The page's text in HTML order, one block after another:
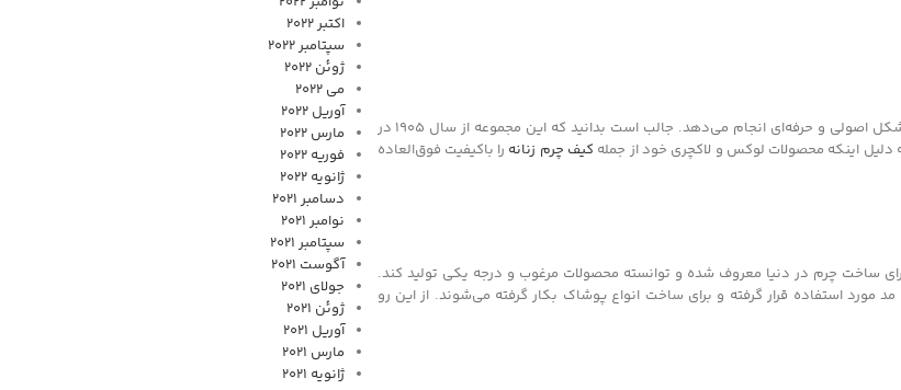
یکی از بهترین دباغ‌خانه‌های دنیا که واقع در کشور آمریکا بوده و تمامی مراحل تولید چرم را به شکل اصولی و حرفه‌ای انجام می‌دهد. جالب است بدانید که این مجموعه از سال 1905 در
اینکه محصولات لوکس و لاکچری خود از جمله کیف چرم زنانه را باکیفیت فوق‌العاده
ساخت چرم در دنیا معروف شده و توانسته محصولات مرغوب و درجه یکی تولید کند.
استفاده قرار گرفته و برای ساخت انواع پوشاک بکار گرفته می‌شوند. از این رو
اکتبر 2022
سپتامبر 2022
ژوئن 2022
می 2022
آوریل 2022
مارس 2022
فوریه 2022
ژانویه 2022
دسامبر 2021
نوامبر 2021
سپتامبر 2021
آگوست 2021
جولای 2021
ژوئن 2021
آوریل 2021
مارس 2021
ژانویه 2021